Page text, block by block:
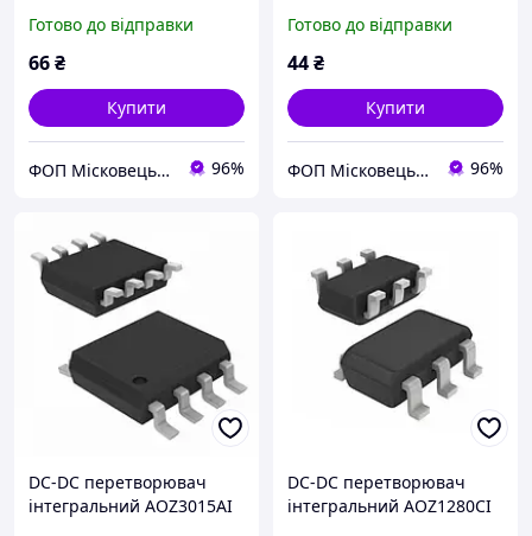
Готово до відправки
66₴
Купити
ФОП Місковець О.Г. 96%
Готово до відправки
44₴
Купити
ФОП Місковець О.Г. 96%
DC-DC перетворювач
інтегральний AOZ3015AI
DC-DC перетворювач
інтегральний AOZ1280CI